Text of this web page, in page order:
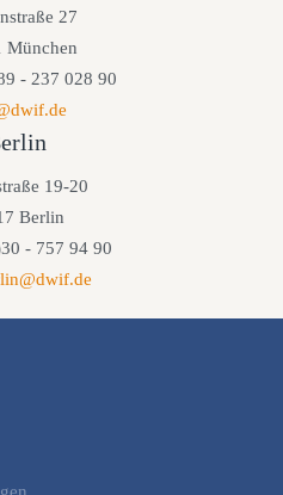
27
München
- 237 028 90
19-20
Berlin
- 757 94 90